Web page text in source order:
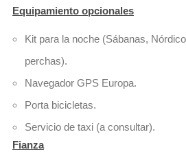
Equipamiento opcionales
Kit para la noche (Sábanas,
perchas).
Navegador GPS Europa.
Porta bicicletas.
Servicio de taxi (a consultar).
Fianza